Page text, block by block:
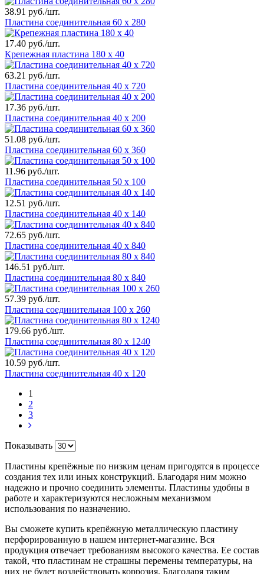
38.91 руб./шт.
Пластина соединительная 60 х 280
17.40 руб./шт.
Крепежная пластина 180 х 40
63.21 руб./шт.
Пластина соединительная 40 х 720
17.36 руб./шт.
Пластина соединительная 40 х 200
51.08 руб./шт.
Пластина соединительная 60 х 360
11.96 руб./шт.
Пластина соединительная 50 х 100
12.51 руб./шт.
Пластина соединительная 40 х 140
72.65 руб./шт.
Пластина соединительная 40 х 840
146.51 руб./шт.
Пластина соединительная 80 х 840
57.39 руб./шт.
Пластина соединительная 100 х 260
179.66 руб./шт.
Пластина соединительная 80 х 1240
10.59 руб./шт.
Пластина соединительная 40 х 120
1
2
3
Показывать
Пластины крепёжные по низким ценам пригодятся в процессе
создания тех или иных конструкций. Благодаря ним можно
надежно и прочно соединить элементы. Пластины удобны в
работе и характеризуются несложным механизмом
использования по назначению.
Вы сможете купить крепёжную металлическую пластину
перфорированную в нашем интернет-магазине. Вся
продукция отвечает требованиям высокого качества. Ее состав
такой, что пластинам не страшны перемены температуры, на
них не будет воздействовать коррозия. Благодаря таким